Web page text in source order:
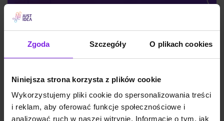
Zgoda Szczegóły O plikach cookies
Niniejsza strona korzysta z plików cookie
Wykorzystujemy pliki cookie do spersonalizowania treści
i reklam, aby oferować funkcje społecznościowe i
analizować ruch w naszej witrynie. Informacje o tym, jak